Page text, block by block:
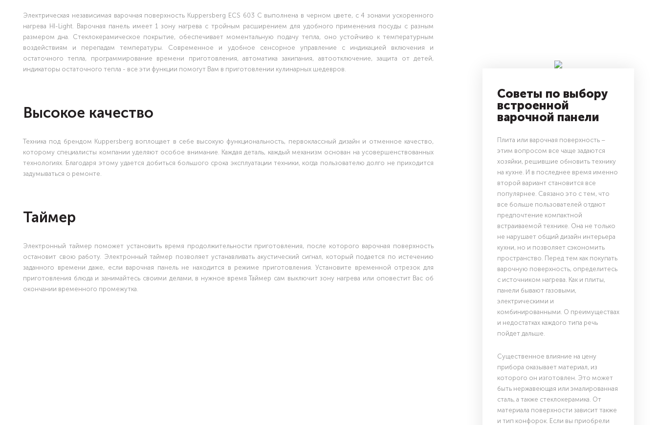
Электрическая независимая варочная поверхность Kuppersberg ECS 603 C выполнена в черном цвете, с 4 зонами ускоренного
нагрева HI-Light. Варочная панель имеет 1 зону нагрева с тройным расширением для удобного применения посуды с разным
размером дна. Стеклокерамическое покрытие, обеспечивает моментальную подачу тепла, оно устойчиво к температурным
воздействиям и перепадам температуры. Современное и удобное сенсорное управление с индикацией включения и
остаточного тепла, программирование времени приготовления, автоматика закипания, автоотключение, защита от детей,
индикаторы остаточного тепла - все эти функции помогут Вам в приготовлении кулинарных шедевров.
Высокое качество
Техника под брендом Kuppersberg воплощает в себе высокую функциональность, первоклассный дизайн и отменное качество,
которому специалисты компании уделяют особое внимание. Каждая деталь, каждый механизм основан на усовершенствованных
технологиях. Благодаря этому удается добиться большого срока эксплуатации техники, когда пользователю долго не приходится
задумываться о ремонте.
Таймер
Электронный таймер поможет установить время продолжительности приготовления, после которого варочная поверхность
остановит свою работу. Электронный таймер позволяет устанавливать акустический сигнал, который подается по истечению
заданного времени даже, если варочная панель не находится в режиме приготовления. Установите временной отрезок для
приготовления блюда и занимайтесь своими делами, в нужное время Таймер сам выключит зону нагрева или оповестит Вас об
окончании временного промежутка.
Советы по выбору
встроенной
варочной панели
Плита или варочная поверхность –
этим вопросом все чаще задаются
хозяйки, решившие обновить технику
на кухне. И в последнее время именно
второй вариант становится все
популярнее. Связано это с тем, что
все больше пользователей отдают
предпочтение компактной
встраиваемой технике. Она не только
не нарушает общий дизайн интерьера
кухни, но и позволяет сэкономить
пространство. Перед тем как покупать
варочную поверхность, определитесь
с источником нагрева. Как и плиты,
панели бывают газовыми,
электрическими и
комбинированными. О преимуществах
и недостатках каждого типа речь
пойдет дальше.
Существенное влияние на цену
прибора оказывает материал, из
которого он изготовлен. Это может
быть нержавеющая или эмалированная
сталь, а также стеклокерамика. От
материала поверхности зависит также
и тип конфорок. Если вы приобрели